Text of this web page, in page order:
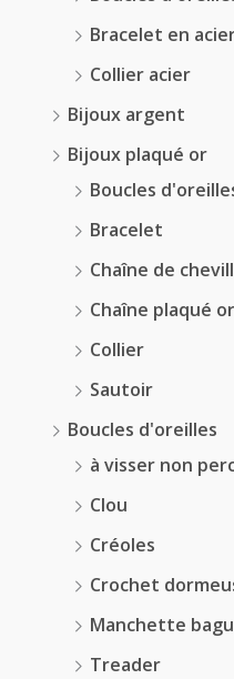
Bracelet en
Collier acier
Bijoux argent
Bijoux plaqué or
Boucles
Bracelet
Chaîne de
Chaîne plaqué or
Collier
Sautoir
Boucles d'oreilles
à visser non
Clou
Créoles
Crochet
Manchette
Treader